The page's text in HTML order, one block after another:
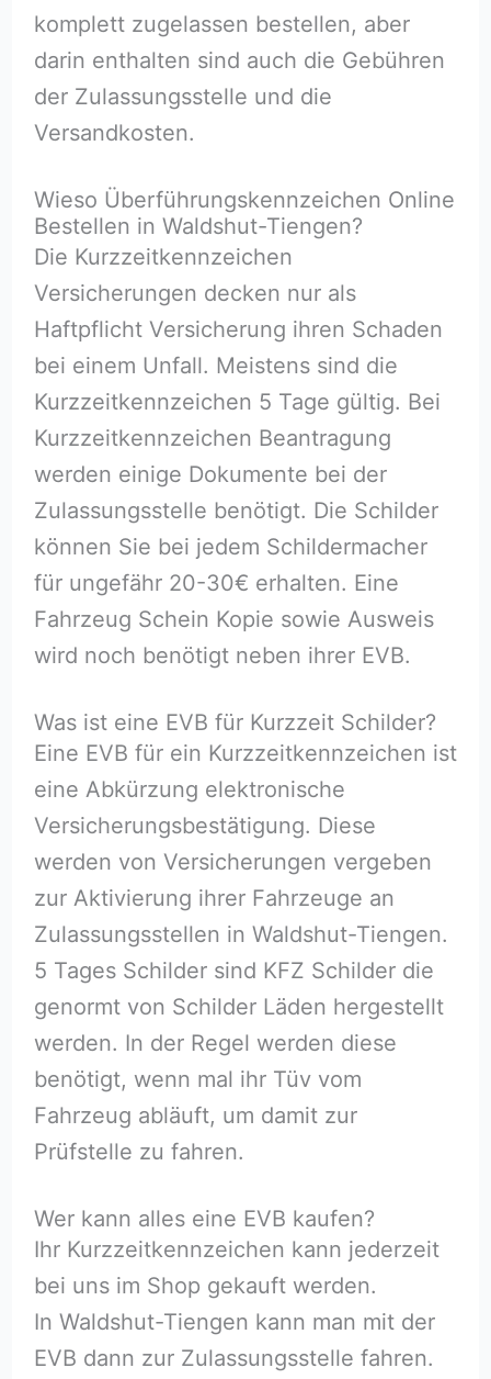
komplett zugelassen bestellen, aber
darin enthalten sind auch die Gebühren
der Zulassungsstelle und die
Versandkosten.
Wieso Überführungskennzeichen Online
Bestellen in Waldshut-Tiengen?
Die Kurzzeitkennzeichen
Versicherungen decken nur als
Haftpflicht Versicherung ihren Schaden
bei einem Unfall. Meistens sind die
Kurzzeitkennzeichen 5 Tage gültig. Bei
Kurzzeitkennzeichen Beantragung
werden einige Dokumente bei der
Zulassungsstelle benötigt. Die Schilder
können Sie bei jedem Schildermacher
für ungefähr 20-30€ erhalten. Eine
Fahrzeug Schein Kopie sowie Ausweis
wird noch benötigt neben ihrer EVB.
Was ist eine EVB für Kurzzeit Schilder?
Eine EVB für ein Kurzzeitkennzeichen ist
eine Abkürzung elektronische
Versicherungsbestätigung. Diese
werden von Versicherungen vergeben
zur Aktivierung ihrer Fahrzeuge an
Zulassungsstellen in Waldshut-Tiengen.
5 Tages Schilder sind KFZ Schilder die
genormt von Schilder Läden hergestellt
werden. In der Regel werden diese
benötigt, wenn mal ihr Tüv vom
Fahrzeug abläuft, um damit zur
Prüfstelle zu fahren.
Wer kann alles eine EVB kaufen?
Ihr Kurzzeitkennzeichen kann jederzeit
bei uns im Shop gekauft werden.
In Waldshut-Tiengen kann man mit der
EVB dann zur Zulassungsstelle fahren.